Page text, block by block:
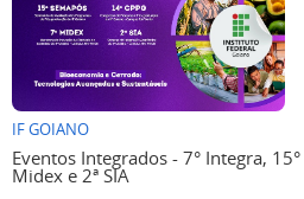
IF GOIANO
Eventos Integrados - 7° Integra, 15°
Midex e 2ª SIA